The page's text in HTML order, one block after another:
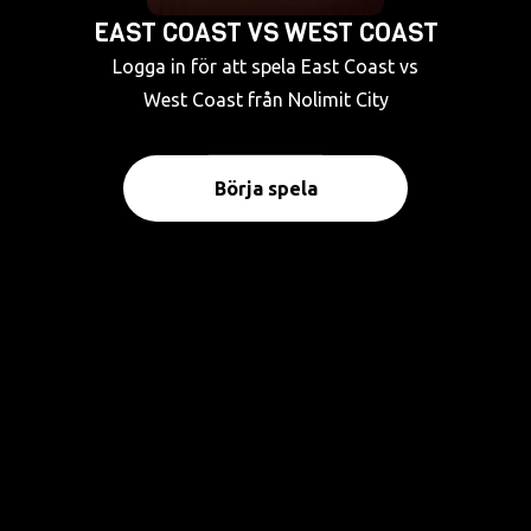
EAST COAST VS WEST COAST
Logga in för att spela East Coast vs
West Coast från Nolimit City
Börja spela